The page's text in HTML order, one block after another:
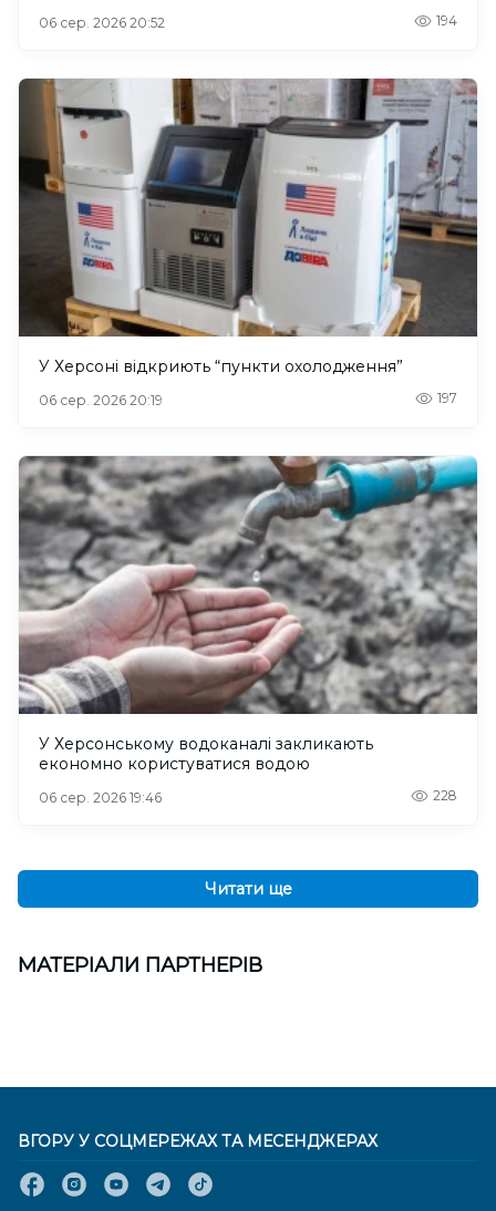
06 сер. 2026 20:52 194
У Херсоні відкриють “пункти охолодження”
06 сер. 2026 20:19 197
У Херсонському водоканалі закликають
економно користуватися водою
06 сер. 2026 19:46 228
Читати ще
МАТЕРІАЛИ ПАРТНЕРІВ
ВГОРУ У СОЦМЕРЕЖАХ ТА МЕСЕНДЖЕРАХ